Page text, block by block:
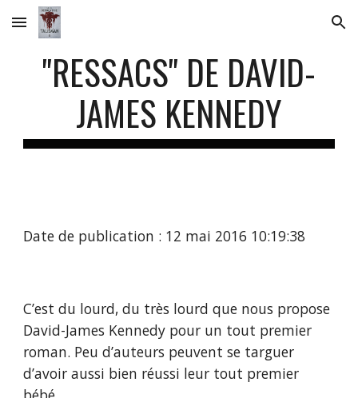
Skip to main content Skip to navigation
"RESSACS" DE DAVID-
JAMES KENNEDY
Date de publication : 12 mai 2016 10:19:38
C’est du lourd, du très lourd que nous propose
David-James Kennedy pour un tout premier
roman. Peu d’auteurs peuvent se targuer
d’avoir aussi bien réussi leur tout premier